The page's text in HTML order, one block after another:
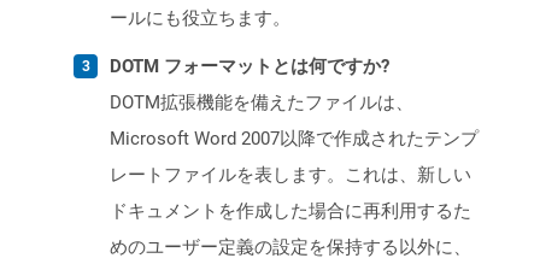
ールにも役立ちます。
DOTM フォーマットとは何ですか?
DOTM拡張機能を備えたファイルは、
Microsoft Word 2007以降で作成されたテンプ
レートファイルを表します。これは、新しい
ドキュメントを作成した場合に再利用するた
めのユーザー定義の設定を保持する以外に、